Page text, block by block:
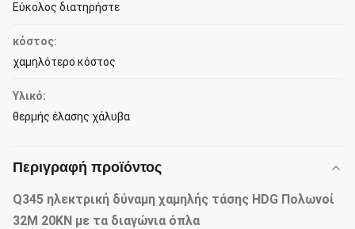
Εύκολος διατηρήστε
κόστος:
χαμηλότερο κόστος
Υλικό:
θερμής έλασης χάλυβα
Περιγραφή προϊόντος
Q345 ηλεκτρική δύναμη χαμηλής τάσης HDG Πολωνοί
32M 20KN με τα διαγώνια όπλα